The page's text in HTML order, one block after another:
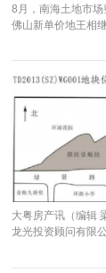
的西南枢纽门户城
庆桥头堡，无疑就
里，打造了这个项
肇庆•保利军民融
预计项目投产后，
园预计2019年上
为下一片投资热土
就在项目门口，2
高速、珠三角外环
主干道环绕，距广
活。 世界500强央
作首进大旺高新区
业，军工品质，质
城唤醒了千灯湖
白坭这三块地，处
出的楼面价也基本
受，但随着中昂
已经从广佛沿线、
来越明显。这其中
的“尴尬”，区域发
以均衡各个区域的
富等类型的中西
黄志兴：片区价
市场研究副经理黄
可，未来发展前
迫切，尤其是外来
到中西部非热点区
陈泽深：预计未
8月，南海土地市场
佛山新单价地王相
挂牌方式，出让桂
楼面价为3376.51
示，最高起始报价
士表示。开拍10
11:06，报价为9亿
灯湖房地产开发有
河涌上方有10千伏
看，宗地位于富丰
院、南海妇幼保健
教育资源方面，有
怡幼儿园等。 随着
前平洲新盘均价已
方左右。如今，平
大粤房产讯（编辑
龙光投资顾问有限